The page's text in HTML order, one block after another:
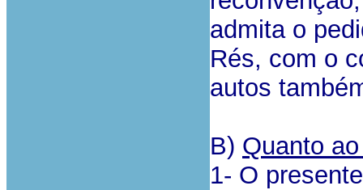
admita o
Rés, com o
autos
B) Quanto
1- O